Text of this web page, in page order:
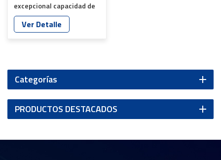
excepcional capacidad de
monitorización de
imágenes YT-4978P-B2
Ver Detalle
Categorías
PRODUCTOS DESTACADOS